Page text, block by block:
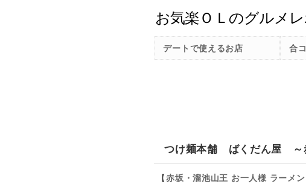
つけ麺本舗 ばくだん屋 ～
【赤坂・溜池山王 お一人様 ラーメン
デートで使えるお店 合